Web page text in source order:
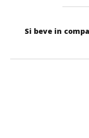
Si beve in